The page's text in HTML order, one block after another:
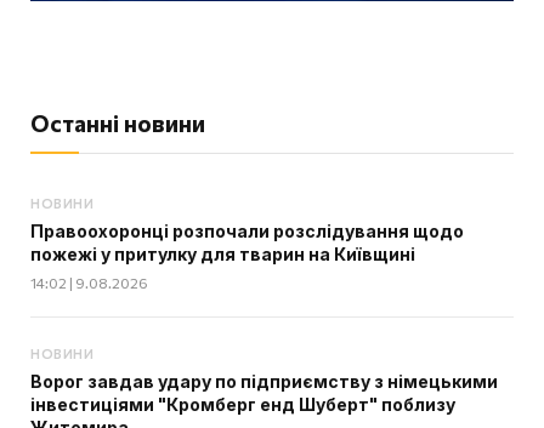
Останні новини
НОВИНИ
Правоохоронці розпочали розслідування щодо
пожежі у притулку для тварин на Київщині
14:02 | 9.08.2026
НОВИНИ
Ворог завдав удару по підприємству з німецькими
інвестиціями "Кромберг енд Шуберт" поблизу